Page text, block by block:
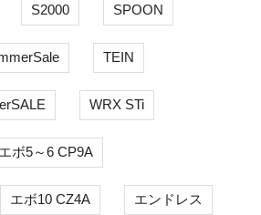
S2000 SPOON
TEIN
WRX STi
エボ5～6 CP9A
エボ10 CZ4A エンドレス